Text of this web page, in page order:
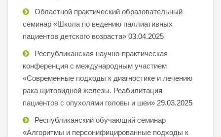
Областной практический образовательный
семинар «Школа по ведению паллиативных
пациентов детского возраста» 03.04.2025
Республиканская научно-практическая
конференция с международным участием
«Современные подходы к диагностике и лечению
рака щитовидной железы. Реабилитация
пациентов с опухолями головы и шеи» 29.03.2025
Республиканский обучающий семинар
«Алгоритмы и персонифицированные подходы к